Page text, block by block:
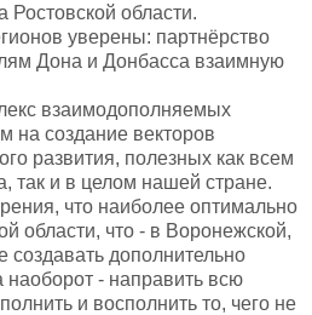
Ростовской области.
уверены: партнёрство
Дона и Донбасса взаимную
взаимодополняемых
на создание векторов
развития, полезных как всем
так и в целом нашей стране.
что наиболее оптимально
области, что - в Воронежской,
дополнительно
наоборот - направить всю
и восполнить то, чего не